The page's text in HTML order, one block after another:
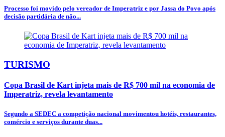
Processo foi movido pelo vereador de Imperatriz e por Jassa do Povo após
decisão partidária de não...
TURISMO
Copa Brasil de Kart injeta mais de R$ 700 mil na economia de
Imperatriz, revela levantamento
Segundo a SEDEC a competição nacional movimentou hotéis, restaurantes,
comércio e serviços durante duas...